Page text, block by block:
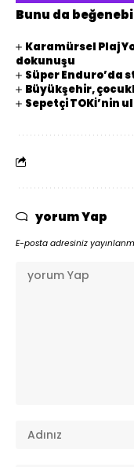
Bunu da
Karamürsel Plaj
dokunuşu
Süper Enduro’da
Büyükşehir,
Sepetçi TOKİ’nin
yorum Yap
E-posta adresiniz